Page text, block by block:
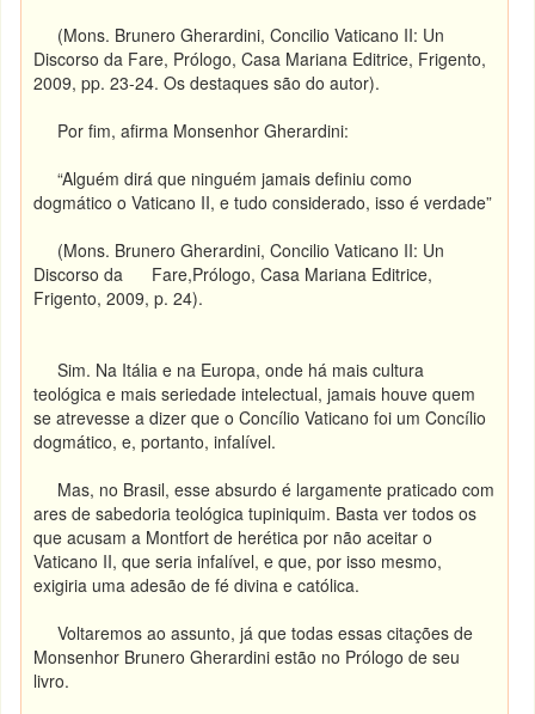
(Mons. Brunero Gherardini, Concilio Vaticano II: Un
Discorso da Fare, Prólogo, Casa Mariana Editrice, Frigento,
2009, pp. 23-24. Os destaques são do autor).
Por fim, afirma Monsenhor Gherardini:
“Alguém dirá que ninguém jamais definiu como
dogmático o Vaticano II, e tudo considerado, isso é verdade”
(Mons. Brunero Gherardini, Concilio Vaticano II: Un
Discorso da Fare,Prólogo, Casa Mariana Editrice,
Frigento, 2009, p. 24).
Sim. Na Itália e na Europa, onde há mais cultura
teológica e mais seriedade intelectual, jamais houve quem
se atrevesse a dizer que o Concílio Vaticano foi um Concílio
dogmático, e, portanto, infalível.
Mas, no Brasil, esse absurdo é largamente praticado com
ares de sabedoria teológica tupiniquim. Basta ver todos os
que acusam a Montfort de herética por não aceitar o
Vaticano II, que seria infalível, e que, por isso mesmo,
exigiria uma adesão de fé divina e católica.
Voltaremos ao assunto, já que todas essas citações de
Monsenhor Brunero Gherardini estão no Prólogo de seu
livro.